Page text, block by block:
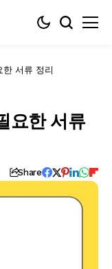
한 서류 정리
요한 서류
Share